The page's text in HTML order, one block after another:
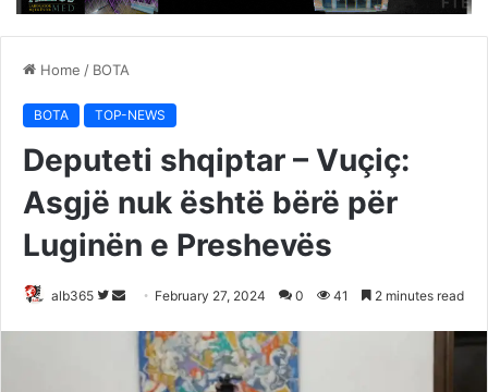
Home / BOTA
BOTA TOP-NEWS
Deputeti shqiptar – Vuçiç:
Asgjë nuk është bërë për
Luginën e Preshevës
alb365
Follow
Twitter
Send
email
February 27, 2024 0 41 2 minutes read